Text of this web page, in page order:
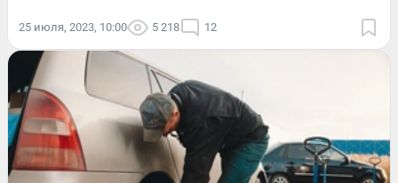
25 июля, 2023, 10:00 5 218 12